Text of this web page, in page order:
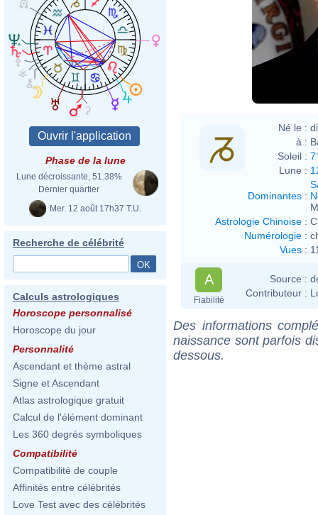
Phase de la lune
Lune décroissante, 51.38%
Dernier quartier
Mer. 12 août 17h37 T.U.
Recherche de célébrité
Calculs astrologiques
Horoscope personnalisé
Horoscope du jour
Personnalité
Ascendant et thème astral
Signe et Ascendant
Atlas astrologique gratuit
Calcul de l'élément dominant
Les 360 degrés symboliques
Compatibilité
Compatibilité de couple
Affinités entre célébrités
Love Test avec des célébrités
Né le :
à :
Soleil :
Lune :
Dominantes :
Astrologie Chinoise :
Numérologie :
Vues :
A
Fiabilité
Source :
Contributeur :
Des informations
naissance sont parfois
dessous.